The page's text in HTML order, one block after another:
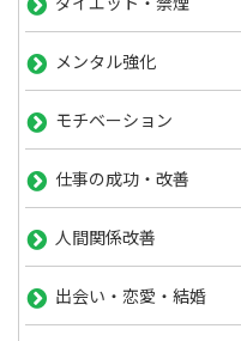
メンタル強化
モチベーション
仕事の成功・改善
人間関係改善
出会い・恋愛・結婚